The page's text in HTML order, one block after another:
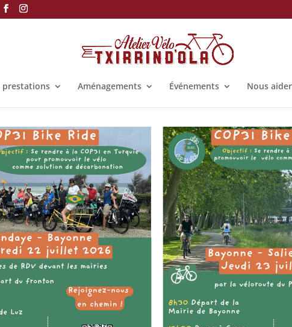
prestations Aménagements Événements Nous aider